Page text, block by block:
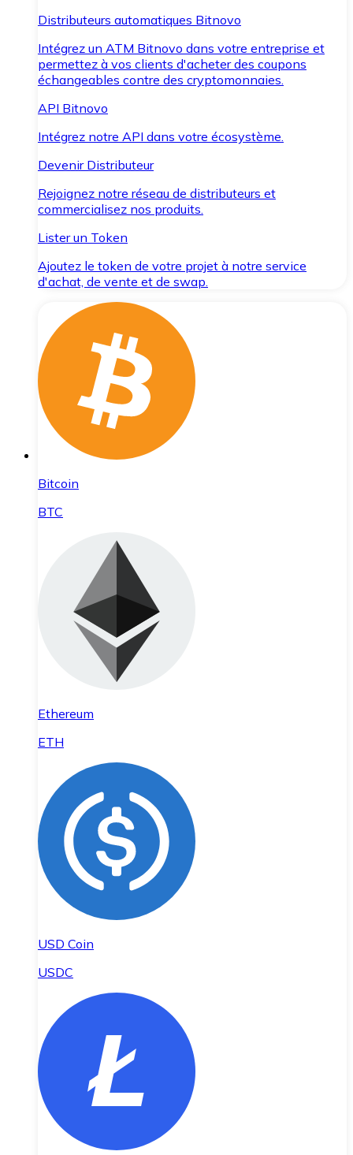
Distributeurs automatiques Bitnovo
Intégrez un ATM Bitnovo dans votre entreprise et
permettez à vos clients d'acheter des coupons
échangeables contre des cryptomonnaies.
API Bitnovo
Intégrez notre API dans votre écosystème.
Devenir Distributeur
Rejoignez notre réseau de distributeurs et
commercialisez nos produits.
Lister un Token
Ajoutez le token de votre projet à notre service
d'achat, de vente et de swap.
Bitcoin
BTC
Ethereum
ETH
USD Coin
USDC